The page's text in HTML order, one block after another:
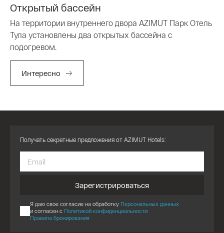
Открытый бассейн
На территории внутреннего двора AZIMUT Парк Отель
Тула установлены два открытых бассейна с
подогревом.
Интересно
Получать секретные предложения от AZIMUT Hotels:
Зарегистрироваться
Я даю свое согласие на обработку Персональных данных
и согласен с Политикой конфиденциальности
Правила бронирования